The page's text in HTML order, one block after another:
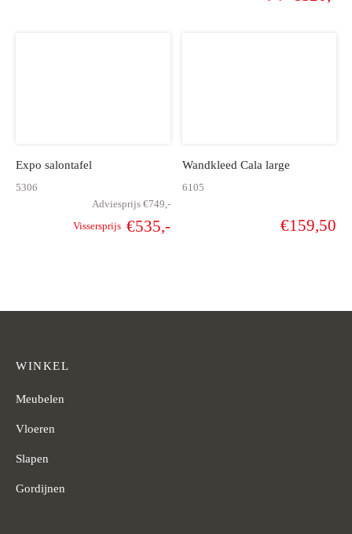
Expo salontafel
5306
Adviesprijs €749,-
Vissersprijs €535,-
Wandkleed Cala large
6105
€159,50
WINKEL
Meubelen
Vloeren
Slapen
Gordijnen